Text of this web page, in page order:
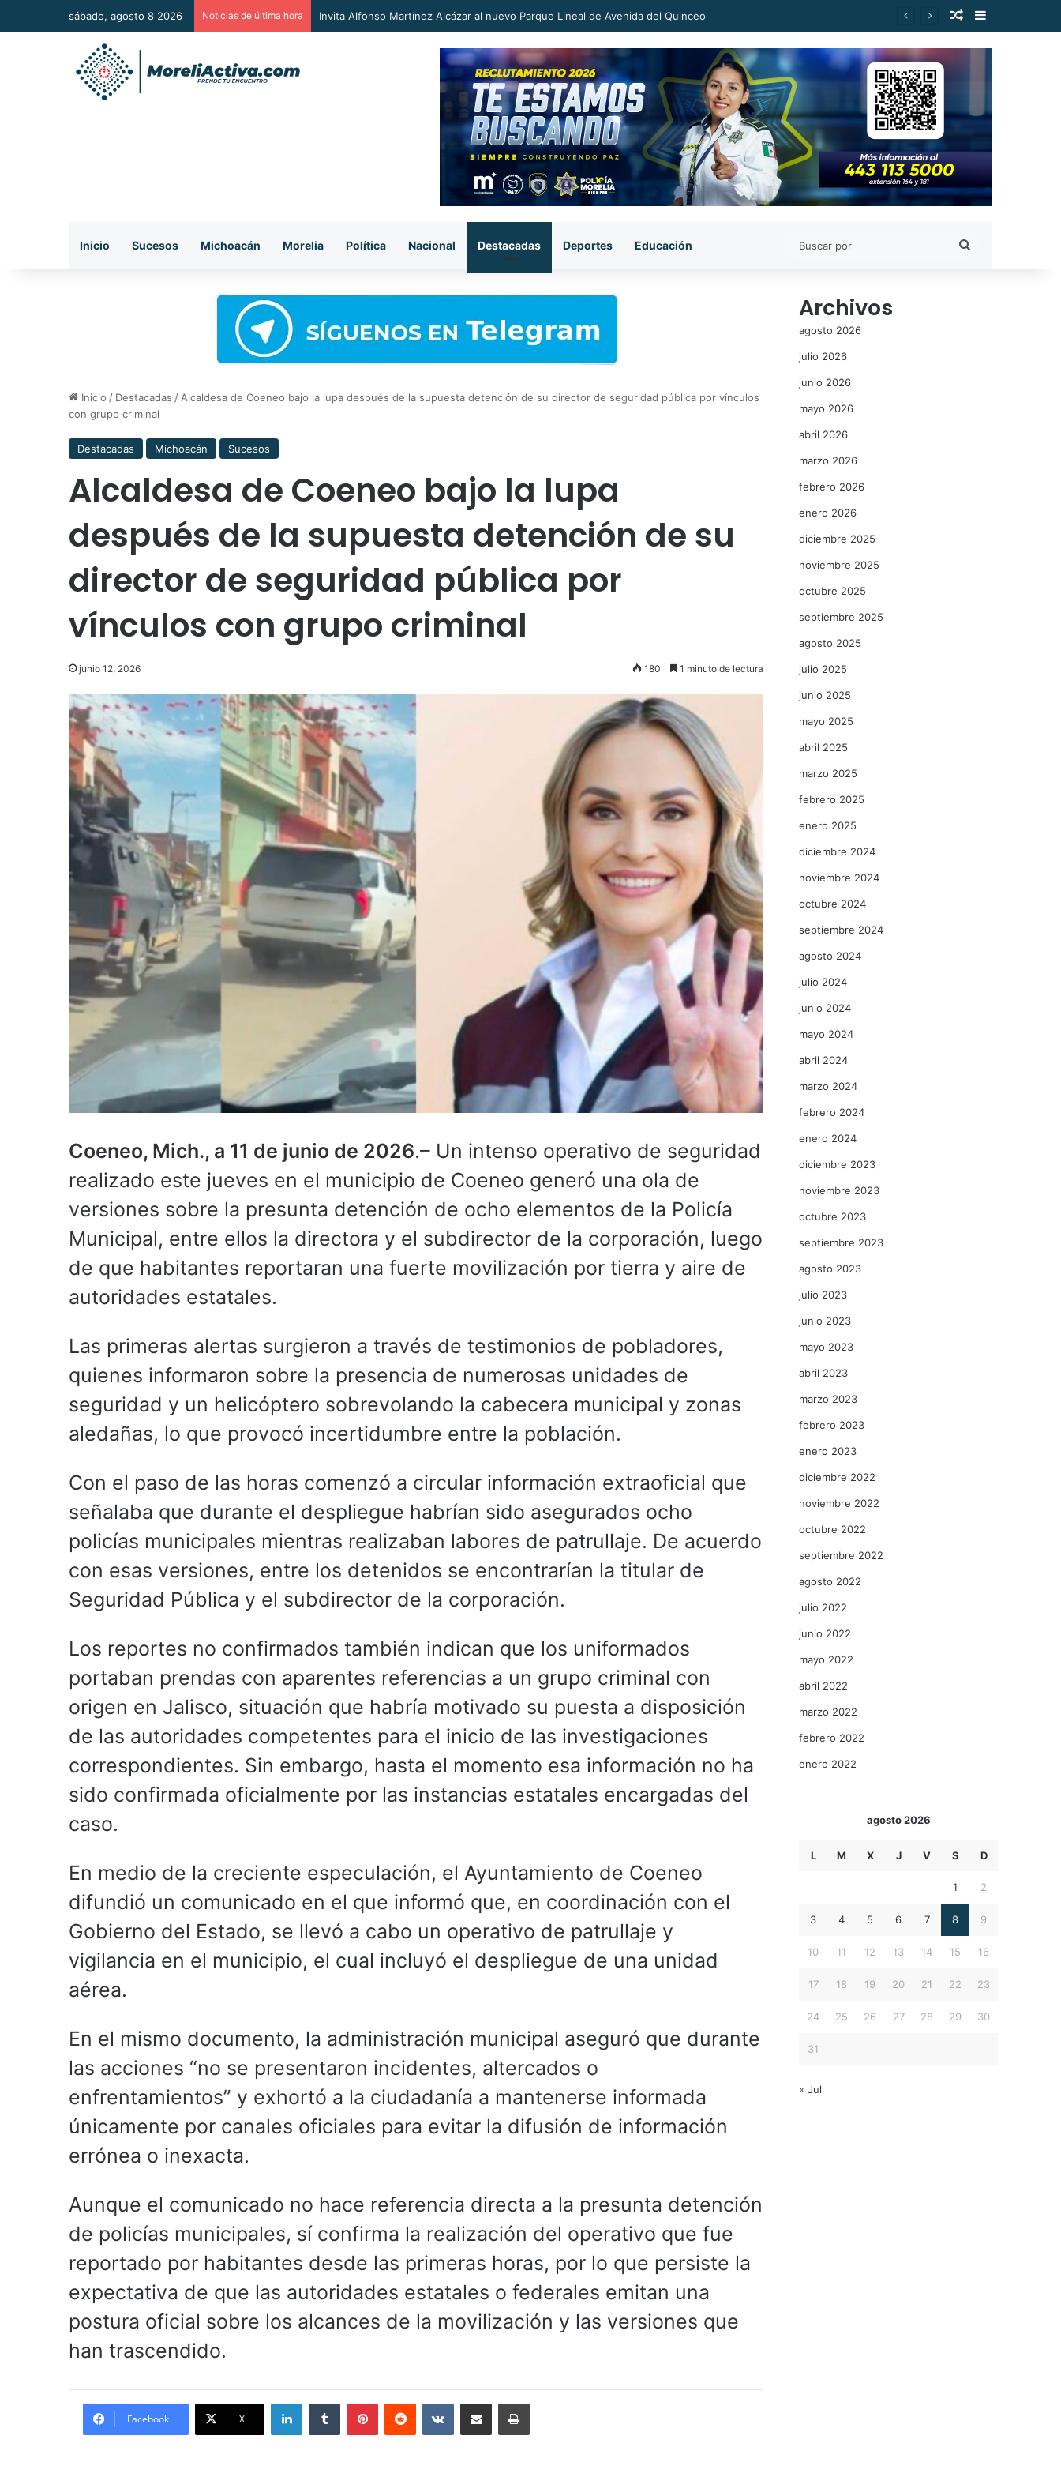
sábado, agosto 8 2026 Noticias de última hora Vinculan a proceso al «R1» por homicidio del ex alcalde Carlos Manzo Publicación al
Barra lateral
Inicio Sucesos Michoacán Morelia Política Nacional Destacadas Deportes Educación
Inicio / Destacadas / Alcaldesa de Coeneo bajo la lupa después de la supuesta detención de su director de seguridad pública por vínculos
con grupo criminal
Destacadas Michoacán Sucesos
Alcaldesa de Coeneo bajo la lupa
después de la supuesta detención de su
director de seguridad pública por
vínculos con grupo criminal
junio 12, 2026 180 1 minuto de lectura
Coeneo, Mich., a 11 de junio de 2026.– Un intenso operativo de seguridad
realizado este jueves en el municipio de Coeneo generó una ola de
versiones sobre la presunta detención de ocho elementos de la Policía
Municipal, entre ellos la directora y el subdirector de la corporación, luego
de que habitantes reportaran una fuerte movilización por tierra y aire de
autoridades estatales.
Las primeras alertas surgieron a través de testimonios de pobladores,
quienes informaron sobre la presencia de numerosas unidades de
seguridad y un helicóptero sobrevolando la cabecera municipal y zonas
aledañas, lo que provocó incertidumbre entre la población.
Con el paso de las horas comenzó a circular información extraoficial que
señalaba que durante el despliegue habrían sido asegurados ocho
policías municipales mientras realizaban labores de patrullaje. De acuerdo
con esas versiones, entre los detenidos se encontrarían la titular de
Seguridad Pública y el subdirector de la corporación.
Los reportes no confirmados también indican que los uniformados
portaban prendas con aparentes referencias a un grupo criminal con
origen en Jalisco, situación que habría motivado su puesta a disposición
de las autoridades competentes para el inicio de las investigaciones
correspondientes. Sin embargo, hasta el momento esa información no ha
sido confirmada oficialmente por las instancias estatales encargadas del
caso.
En medio de la creciente especulación, el Ayuntamiento de Coeneo
difundió un comunicado en el que informó que, en coordinación con el
Gobierno del Estado, se llevó a cabo un operativo de patrullaje y
vigilancia en el municipio, el cual incluyó el despliegue de una unidad
aérea.
En el mismo documento, la administración municipal aseguró que durante
las acciones “no se presentaron incidentes, altercados o
enfrentamientos” y exhortó a la ciudadanía a mantenerse informada
únicamente por canales oficiales para evitar la difusión de información
errónea o inexacta.
Aunque el comunicado no hace referencia directa a la presunta detención
de policías municipales, sí confirma la realización del operativo que fue
reportado por habitantes desde las primeras horas, por lo que persiste la
expectativa de que las autoridades estatales o federales emitan una
postura oficial sobre los alcances de la movilización y las versiones que
han trascendido.
Facebook X
LinkedInTumblr PinterestReddit VKontakteCompartir por correo electrónicoImprimir
Archivos
agosto 2026
julio 2026
junio 2026
mayo 2026
abril 2026
marzo 2026
febrero 2026
enero 2026
diciembre 2025
noviembre 2025
octubre 2025
septiembre 2025
agosto 2025
julio 2025
junio 2025
mayo 2025
abril 2025
marzo 2025
febrero 2025
enero 2025
diciembre 2024
noviembre 2024
octubre 2024
septiembre 2024
agosto 2024
julio 2024
junio 2024
mayo 2024
abril 2024
marzo 2024
febrero 2024
enero 2024
diciembre 2023
noviembre 2023
octubre 2023
septiembre 2023
agosto 2023
julio 2023
junio 2023
mayo 2023
abril 2023
marzo 2023
febrero 2023
enero 2023
diciembre 2022
noviembre 2022
octubre 2022
septiembre 2022
agosto 2022
julio 2022
junio 2022
mayo 2022
abril 2022
marzo 2022
febrero 2022
enero 2022
agosto 2026
L M X J V S D
1 2
3 4 5 6 7 8 9
10 11 12 13 14 15 16
17 18 19 20 21 22 23
24 25 26 27 28 29 30
31
« Jul